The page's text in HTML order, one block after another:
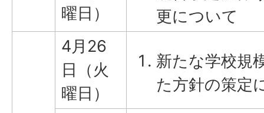
曜日）
更について
4月26
日（火
曜日）
新たな学校規
た方針の策定